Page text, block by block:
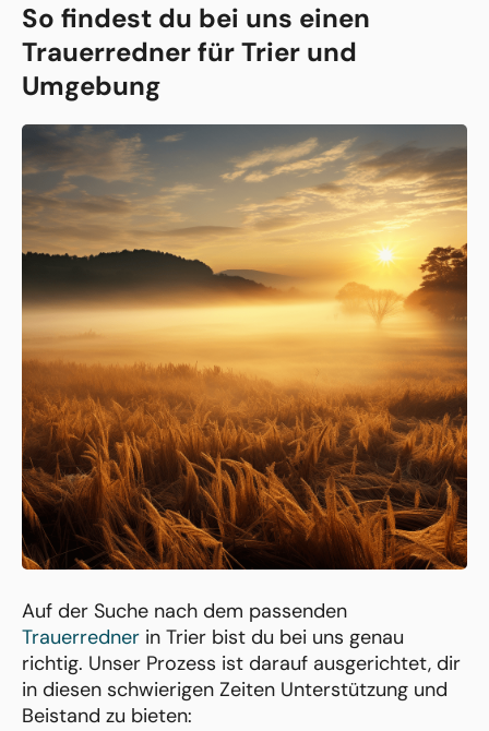
So findest du bei uns einen
Trauerredner für Trier und
Umgebung
Auf der Suche nach dem passenden
Trauerredner in Trier bist du bei uns genau
richtig. Unser Prozess ist darauf ausgerichtet, dir
in diesen schwierigen Zeiten Unterstützung und
Beistand zu bieten: